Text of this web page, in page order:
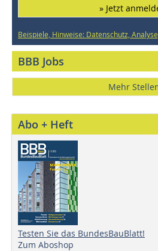
» Jetzt
Beispiele, Hinweise: Datenschutz,
BBB Jobs
Mehr
Abo + Heft
Testen Sie das BundesBauBlatt!
Zum Aboshop